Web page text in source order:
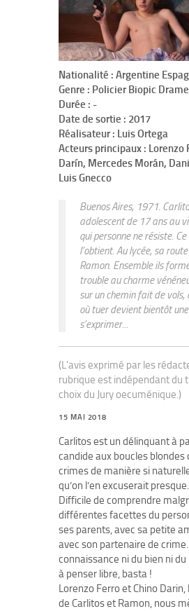
Nationalité : Argentine
Genre : Policier Biopic Drame
Durée : -
Date de sortie : 2017
Réalisateur : Luis Ortega
Acteurs principaux : Lorenzo
Darín, Mercedes Morán,
Luis Gnecco
Buenos Aires, 1971.
adolescent de 17 ans au
qui personne ne résiste. Ce
l’obtient. Au lycée, sa
Ramon. Ensemble ils
trouble au charme
sur un chemin fait de vols,
où tuer devient bientôt
s’exprimer...
(L'avis exprimé par les
rubrique est indépendant du
choix du Jury oecuménique.)
15 MAI 2018
Carlitos est un délinquant à
candide aux boucles
crimes de manière si
qu’on l’en excuserait
Difficile de comprendre
différentes facettes du
ses parents, avec sa petite
avec son partenaire de crime.
connaissance ni du bien ni
à penser libre, basta !
Lorenzo Ferro et Chino
de Carlitos et Ramon, nous